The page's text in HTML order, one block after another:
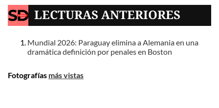
LECTURAS ANTERIORES
Mundial 2026: Paraguay elimina a Alemania en una
dramática definición por penales en Boston
Fotografías más vistas